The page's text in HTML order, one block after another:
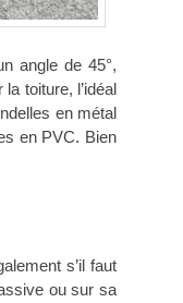
angle de 45°,
toiture, l’idéal
en métal
en PVC. Bien
s’il faut
ou sur sa